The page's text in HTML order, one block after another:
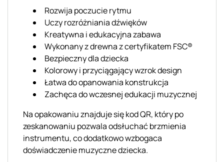
Rozwija poczucie rytmu
Uczy rozróżniania dźwięków
Kreatywna i edukacyjna zabawa
Wykonany z drewna z certyfikatem FSC®
Bezpieczny dla dziecka
Kolorowy i przyciągający wzrok design
Łatwa do opanowania konstrukcja
Zachęca do wczesnej edukacji muzycznej
Na opakowaniu znajduje się kod QR, który po
zeskanowaniu pozwala odsłuchać brzmienia
instrumentu, co dodatkowo wzbogaca
doświadczenie muzyczne dziecka.